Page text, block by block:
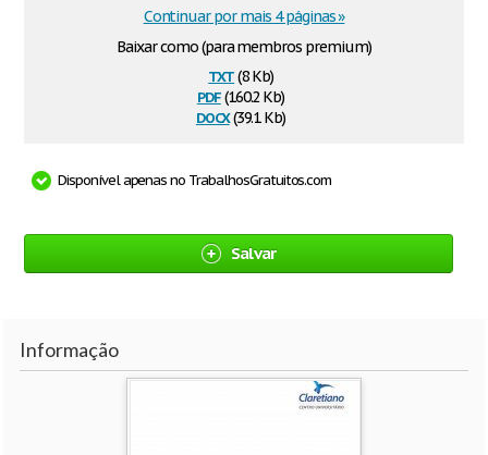
Baixar como (para membros premium)
txt(8 Kb)
pdf(160.2 Kb)
docx(39.1 Kb)
Continuar por mais 4 páginas »
Disponível apenas no TrabalhosGratuitos.com
Salvar
Informação